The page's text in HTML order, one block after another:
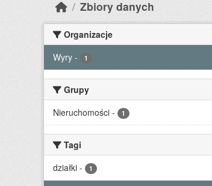
Zbiory danych
Organizacje
Wyry - 1
Grupy
Nieruchomości - 1
Tagi
działki - 1